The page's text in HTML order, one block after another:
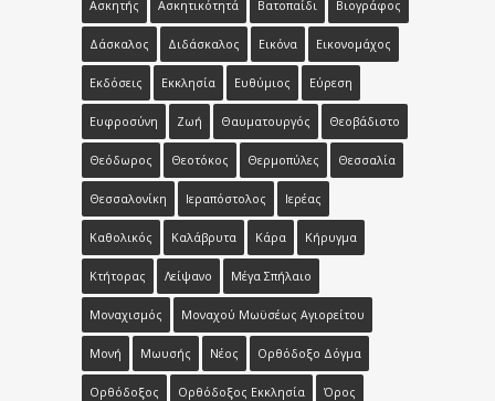
Ασκητής Ασκητικότητά Βατοπαίδι Βιογράφος
Δάσκαλος Διδάσκαλος Εικόνα Εικονομάχος
Εκδόσεις Εκκλησία Ευθύμιος Εύρεση
Ευφροσύνη Ζωή Θαυματουργός Θεοβάδιστο
Θεόδωρος Θεοτόκος Θερμοπύλες Θεσσαλία
Θεσσαλονίκη Ιεραπόστολος Ιερέας
Καθολικός Καλάβρυτα Κάρα Κήρυγμα
Κτήτορας Λείψανο Μέγα Σπήλαιο
Μοναχισμός Μοναχού Μωϋσέως Αγιορείτου
Μονή Μωυσής Νέος Ορθόδοξο Δόγμα
Ορθόδοξος Ορθόδοξος Εκκλησία Όρος